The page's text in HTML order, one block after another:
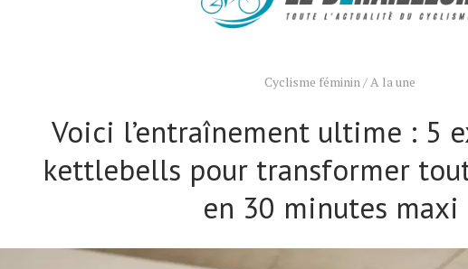
Cyclisme féminin/A la une
Voici l’entraînement ultime : 5
kettlebells pour transformer
en 30 minutes maxi